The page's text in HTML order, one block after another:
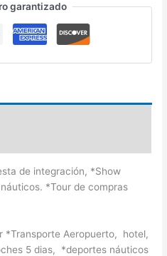
garantizado
de integración, *Show
*Tour de compras
*Transporte Aeropuerto, hotel,
5 dias, *deportes náuticos